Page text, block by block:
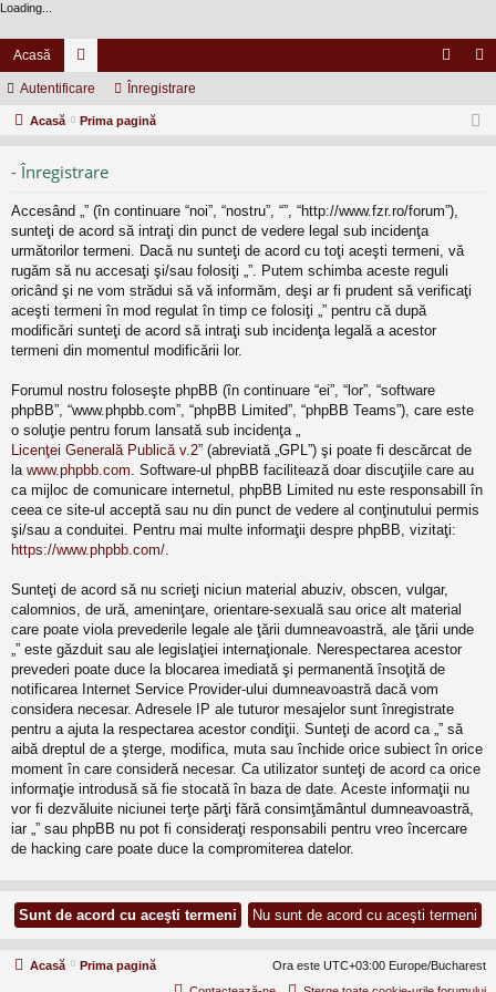
Loading...
Acasă
or
u
re
eg
Autentificare Înregistrare
Acasă Prima pagină
- Înregistrare
Accesând „” (în continuare “noi”, “nostru”, “”, “http://www.fzr.ro/forum”),
sunteţi de acord să intraţi din punct de vedere legal sub incidenţa
următorilor termeni. Dacă nu sunteţi de acord cu toţi aceşti termeni, vă
rugăm să nu accesaţi şi/sau folosiţi „”. Putem schimba aceste reguli
oricând şi ne vom strădui să vă informăm, deşi ar fi prudent să verificaţi
aceşti termeni în mod regulat în timp ce folosiţi „” pentru că după
modificări sunteţi de acord să intraţi sub incidenţa legală a acestor
termeni din momentul modificării lor.
Forumul nostru foloseşte phpBB (în continuare “ei”, “lor”, “software
phpBB”, “www.phpbb.com”, “phpBB Limited”, “phpBB Teams”), care este
o soluţie pentru forum lansată sub incidenţa „
Licenţei Generală Publică v.2” (abreviată „GPL”) şi poate fi descărcat de
la www.phpbb.com . Software-ul phpBB facilitează doar discuţiile care au
ca mijloc de comunicare internetul, phpBB Limited nu este responsabill în
ceea ce site-ul acceptă sau nu din punct de vedere al conţinutului permis
şi/sau a conduitei. Pentru mai multe informaţii despre phpBB, vizitaţi:
https://www.phpbb.com/
Sunteţi de acord să nu scrieţi niciun material abuziv, obscen, vulgar,
calomnios, de ură, ameninţare, orientare-sexuală sau orice alt material
care poate viola prevederile legale ale ţării dumneavoastră, ale ţării unde
„” este găzduit sau ale legislaţiei internaţionale. Nerespectarea acestor
prevederi poate duce la blocarea imediată şi permanentă însoţită de
notificarea Internet Service Provider-ului dumneavoastră dacă vom
considera necesar. Adresele IP ale tuturor mesajelor sunt înregistrate
pentru a ajuta la respectarea acestor condiţii. Sunteţi de acord ca „” să
aibă dreptul de a şterge, modifica, muta sau închide orice subiect în orice
moment în care consideră necesar. Ca utilizator sunteţi de acord ca orice
informaţie introdusă să fie stocată în baza de date. Aceste informaţii nu
vor fi dezvăluite niciunei terţe părţi fără consimţământul dumneavoastră,
iar „” sau phpBB nu pot fi consideraţi responsabili pentru vreo încercare
de hacking care poate duce la compromiterea datelor.
Acasă Prima pagină
Ora este UTC+03:00 Europe/Bucharest